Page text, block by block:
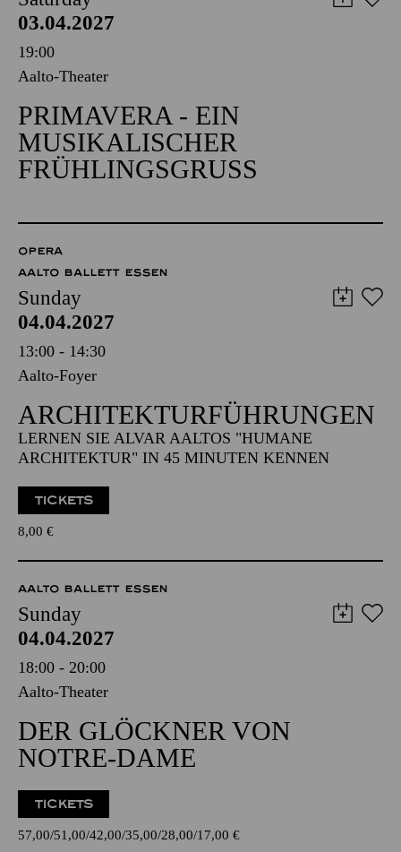
03.04.2027
19:00
Aalto-Theater
PRIMAVERA - EIN
MUSIKALISCHER
FRÜHLINGSGRUSS
OPERA
AALTO BALLETT ESSEN
Sunday
04.04.2027
13:00 - 14:30
Aalto-Foyer
ARCHITEKTUR­FÜHRUNGEN
LERNEN SIE ALVAR AALTOS "HUMANE
ARCHITEKTUR" IN 45 MINUTEN KENNEN
TICKETS
8,00 €
AALTO BALLETT ESSEN
Sunday
04.04.2027
18:00 - 20:00
Aalto-Theater
DER GLÖCKNER VON
NOTRE-DAME
TICKETS
57,00 51,00 42,00 35,00 28,00 17,00 €